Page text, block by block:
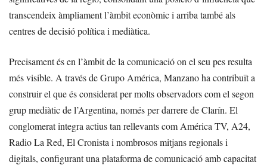
transcendeix àmpliament l’àmbit econòmic i arriba també als
centres de decisió política i mediàtica.
Precisament és en l’àmbit de la comunicació on el seu pes resulta
més visible. A través de Grupo América, Manzano ha contribuït a
construir el que és considerat per molts observadors com el segon
grup mediàtic de l’Argentina, només per darrere de Clarín. El
conglomerat integra actius tan rellevants com América TV, A24,
Radio La Red, El Cronista i nombrosos mitjans regionals i
digitals, configurant una plataforma de comunicació amb capacitat